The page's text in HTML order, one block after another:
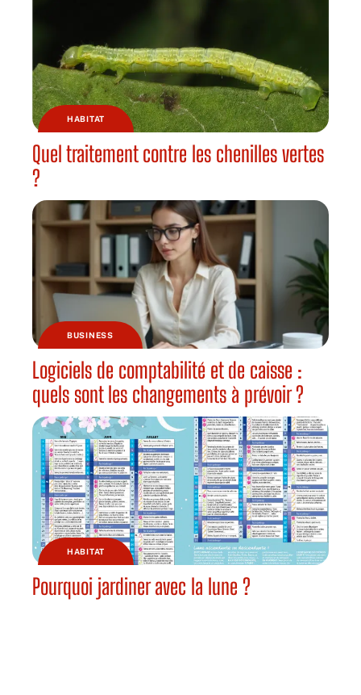
HABITAT
Quel traitement contre les chenilles vertes
?
BUSINESS
Logiciels de comptabilité et de caisse :
quels sont les changements à prévoir ?
HABITAT
Pourquoi jardiner avec la lune ?